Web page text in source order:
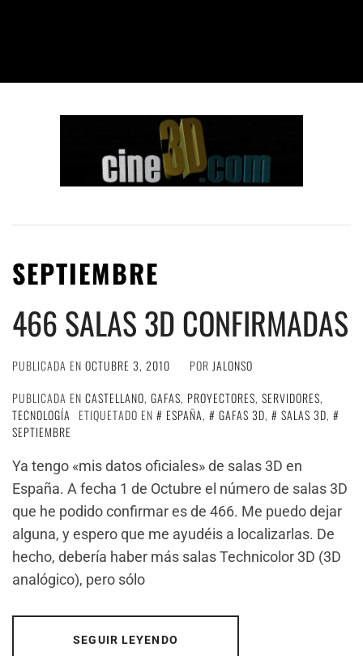
SEPTIEMBRE
466 SALAS 3D CONFIRMADAS
PUBLICADA EN OCTUBRE 3, 2010 POR JALONSO
PUBLICADA EN CASTELLANO, GAFAS, PROYECTORES, SERVIDORES,
TECNOLOGÍA
ETIQUETADO EN ESPAÑA, GAFAS 3D, SALAS 3D,
SEPTIEMBRE
Ya tengo «mis datos oficiales» de salas 3D en
España. A fecha 1 de Octubre el número de salas 3D
que he podido confirmar es de 466. Me puedo dejar
alguna, y espero que me ayudéis a localizarlas. De
hecho, debería haber más salas Technicolor 3D (3D
analógico), pero sólo
SEGUIR LEYENDO